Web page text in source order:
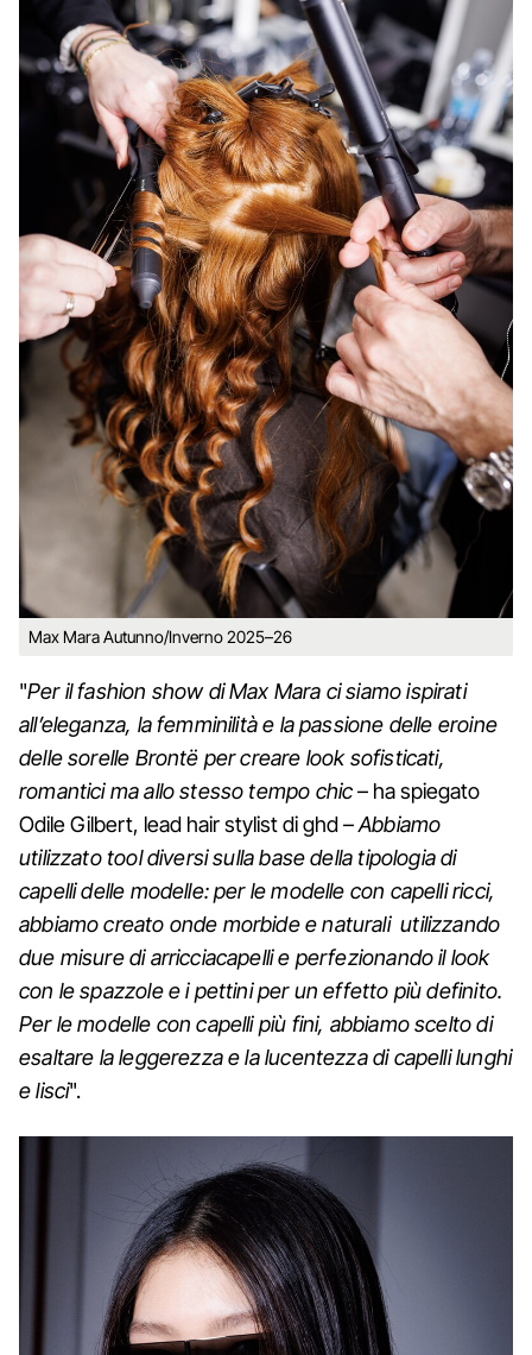
Max Mara Autunno/Inverno 2025–26
"Per il fashion show di Max Mara ci siamo ispirati
all’eleganza, la femminilità e la passione delle eroine
delle sorelle Brontë per creare look sofisticati,
romantici ma allo stesso tempo chic– ha spiegato
Odile Gilbert, lead hair stylist di ghd –Abbiamo
utilizzato tool diversi sulla base della tipologia di
capelli delle modelle: per le modelle con capelli ricci,
abbiamo creato onde morbide e naturali utilizzando
due misure di arricciacapelli e perfezionando il look
con le spazzole e i pettini per un effetto più definito.
Per le modelle con capelli più fini, abbiamo scelto di
esaltare la leggerezza e la lucentezza di capelli lunghi
e lisci".